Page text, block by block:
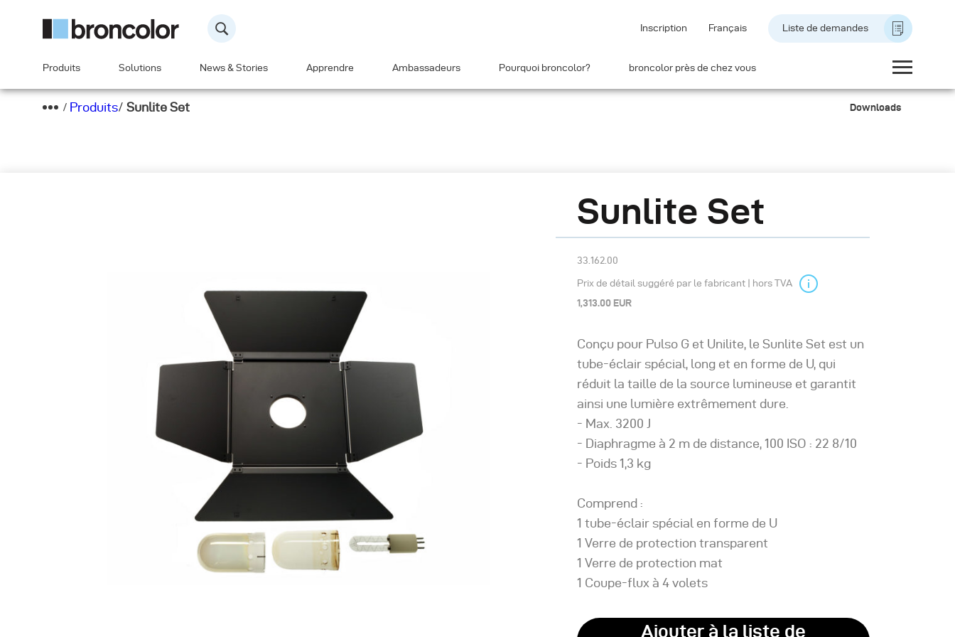
Inscription Français Liste de demandes
Produits Solutions News & Stories Apprendre Ambassadeurs Pourquoi broncolor? broncolor près de chez vous
Produits/ Sunlite Set Downloads
Sunlite Set
33.162.00
Prix de détail suggéré par le fabricant | hors TVA
1,313.00 EUR
Conçu pour Pulso G et Unilite, le Sunlite Set est un
tube-éclair spécial, long et en forme de U, qui
réduit la taille de la source lumineuse et garantit
ainsi une lumière extrêmement dure.
- Max. 3200 J
- Diaphragme à 2 m de distance, 100 ISO : 22 8/10
- Poids 1,3 kg
Comprend :
1 tube-éclair spécial en forme de U
1 Verre de protection transparent
1 Verre de protection mat
1 Coupe-flux à 4 volets
Ajouter à la liste de